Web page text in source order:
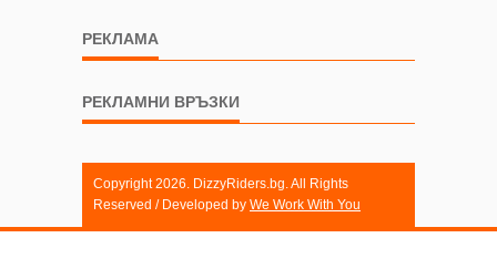
РЕКЛАМА
РЕКЛАМНИ ВРЪЗКИ
Copyright 2026. DizzyRiders.bg. All Rights
Reserved / Developed by We Work With You